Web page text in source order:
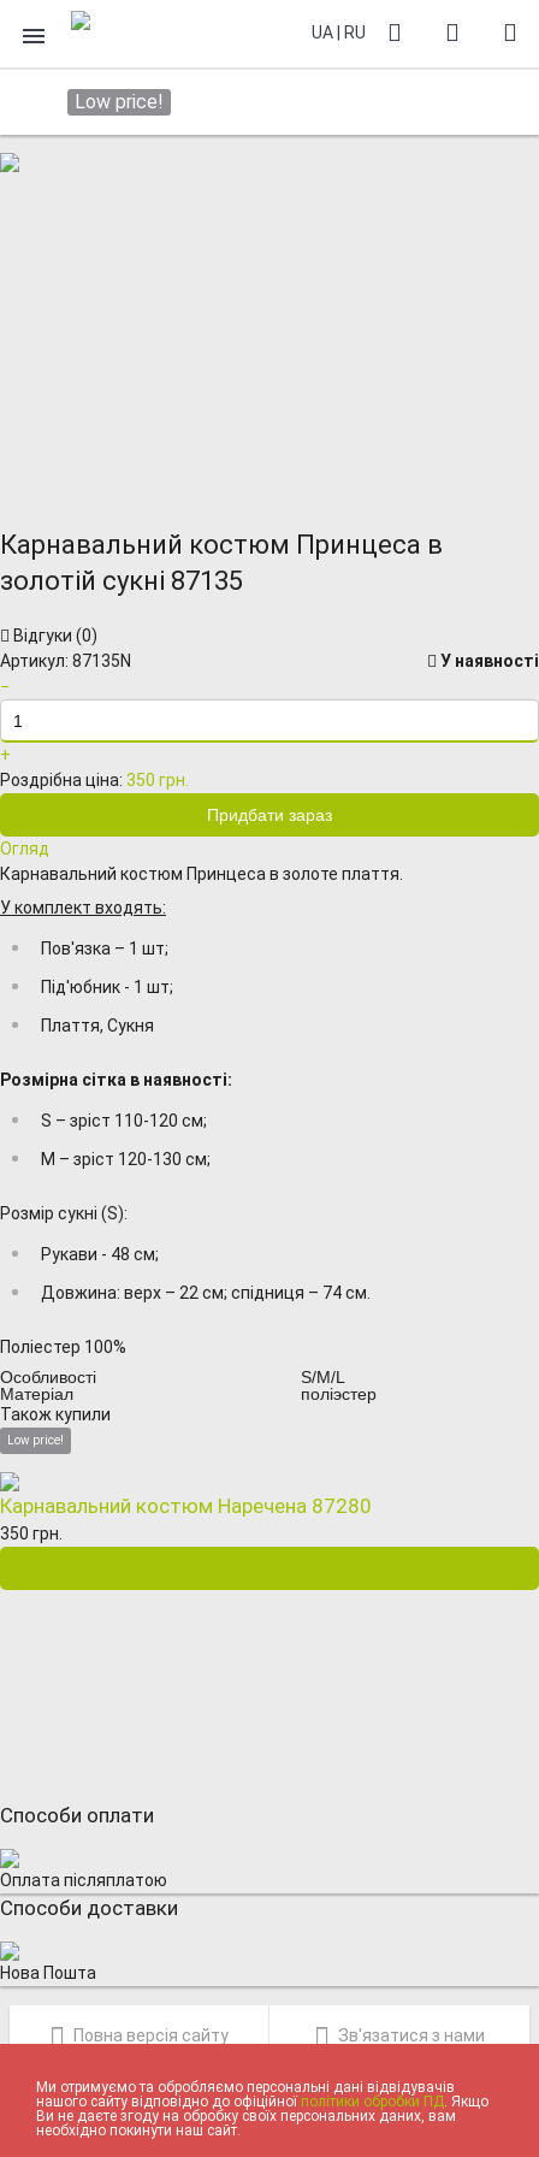
UA RU
Low price!
Карнавальний костюм Принцеса в
золотій сукні 87135
Відгуки (0)
Артикул: 87135N
У наявності
−
+
Роздрібна ціна: 350 грн.
Огляд
Карнавальний костюм Принцеса в золоте плаття.
У комплект входять:
Пов'язка – 1 шт;
Під'юбник - 1 шт;
Плаття, Сукня
Розмірна сітка в наявності:
S – зріст 110-120 см;
M – зріст 120-130 см;
Розмір сукні (S):
Рукави - 48 см;
Довжина: верх – 22 см; спідниця – 74 см.
Поліестер 100%
Особливості
S/M/L
Матеріал
поліэстер
Також купили
Low price!
Карнавальний костюм Наречена 87280
350 грн.
Способи оплати
Оплата післяплатою
Способи доставки
Нова Пошта
Повна версія сайту Зв'язатися з нами
ІГРАШКИ ТА ТОВАРИ ДЛЯ ДІТЕЙ
Ми отримуємо та обробляємо персональні дані відвідувачів
нашого сайту відповідно до офіційної політики обробки ПД . Якщо
Ви не даєте згоду на обробку своїх персональних даних, вам
необхідно покинути наш сайт.